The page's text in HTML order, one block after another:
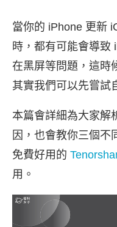
當你的 iPhone 更新
時，都有可能會導致
在黑屏等問題，這時
其實我們可以先嘗試
本篇會詳細為大家解
因，也會教你三個不
免費好用的
用。